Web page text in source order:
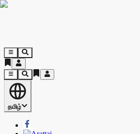
தமிழ்